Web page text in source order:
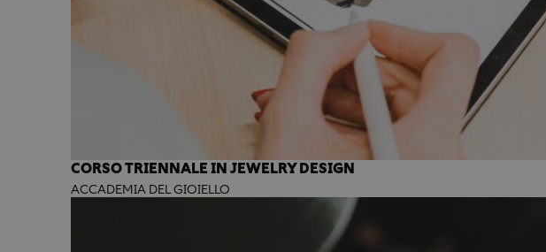
CORSO TRIENNALE IN JEWELRY DESIGN
ACCADEMIA DEL GIOIELLO